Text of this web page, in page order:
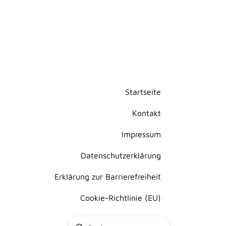
Startseite
Kontakt
Impressum
Datenschutzerklärung
Erklärung zur Barrierefreiheit
Cookie-Richtlinie (EU)